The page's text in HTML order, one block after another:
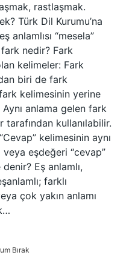
rastlaşmak.
Türk Dil Kurumu’na
anlamlısı “mesela”
fark nedir? Fark
kelimeler: Fark
biri de fark
kelimesinin yerine
anlama gelen fark
tarafından kullanılabilir.
kelimesinin aynı
veya eşdeğeri “cevap”
Eş anlamlı,
farklı
çok yakın anlamı
Bırak